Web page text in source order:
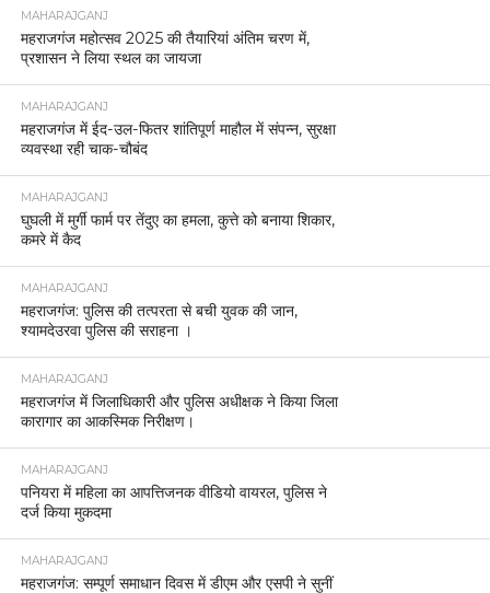
MAHARAJGANJ
महराजगंज महोत्सव 2025 की तैयारियां अंतिम चरण में,
प्रशासन ने लिया स्थल का जायजा
MAHARAJGANJ
महराजगंज में ईद-उल-फितर शांतिपूर्ण माहौल में संपन्न, सुरक्षा
व्यवस्था रही चाक-चौबंद
MAHARAJGANJ
घुघली में मुर्गी फार्म पर तेंदुए का हमला, कुत्ते को बनाया शिकार,
कमरे में कैद
MAHARAJGANJ
महराजगंज: पुलिस की तत्परता से बची युवक की जान,
श्यामदेउरवा पुलिस की सराहना ।
MAHARAJGANJ
महराजगंज में जिलाधिकारी और पुलिस अधीक्षक ने किया जिला
कारागार का आकस्मिक निरीक्षण।
MAHARAJGANJ
पनियरा में महिला का आपत्तिजनक वीडियो वायरल, पुलिस ने
दर्ज किया मुकदमा
MAHARAJGANJ
महराजगंज: सम्पूर्ण समाधान दिवस में डीएम और एसपी ने सुनीं